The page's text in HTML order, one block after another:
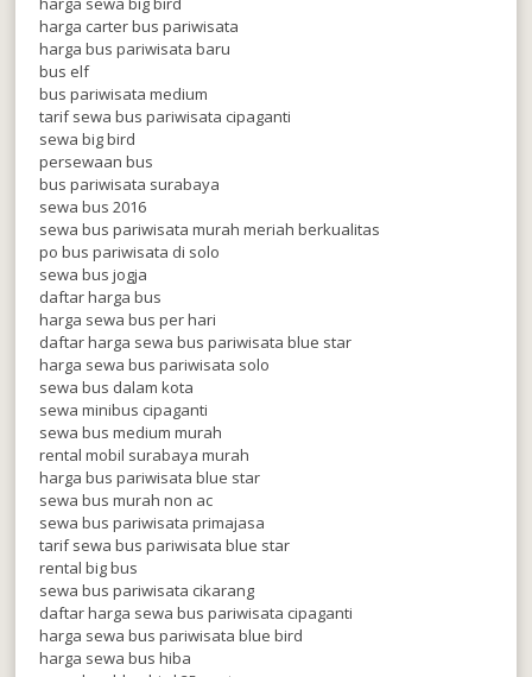
harga carter bus pariwisata
harga bus pariwisata baru
bus elf
bus pariwisata medium
tarif sewa bus pariwisata cipaganti
sewa big bird
persewaan bus
bus pariwisata surabaya
sewa bus 2016
sewa bus pariwisata murah meriah berkualitas
po bus pariwisata di solo
sewa bus jogja
daftar harga bus
harga sewa bus per hari
daftar harga sewa bus pariwisata blue star
harga sewa bus pariwisata solo
sewa bus dalam kota
sewa minibus cipaganti
sewa bus medium murah
rental mobil surabaya murah
harga bus pariwisata blue star
sewa bus murah non ac
sewa bus pariwisata primajasa
tarif sewa bus pariwisata blue star
rental big bus
sewa bus pariwisata cikarang
daftar harga sewa bus pariwisata cipaganti
harga sewa bus pariwisata blue bird
harga sewa bus hiba